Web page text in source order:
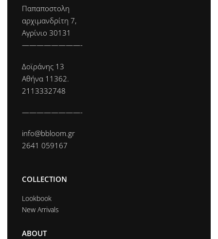
Παπαποστολη
αρχιμανδρίτη 7,
Αγρίνιο 30131
————————-
Δοϊράνης 13
Αθήνα 11362.
2113332748
————————-
info@bbloom.gr
2641 059167
COLLECTION
Lookbook
New Arrivals
ABOUT